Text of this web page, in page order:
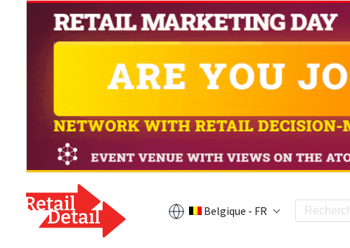
Belgique - FR